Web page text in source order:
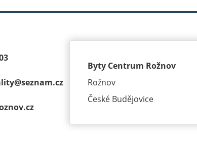
seznam.cz
Byty Centrum Rožnov
Rožnov
České Budějovice